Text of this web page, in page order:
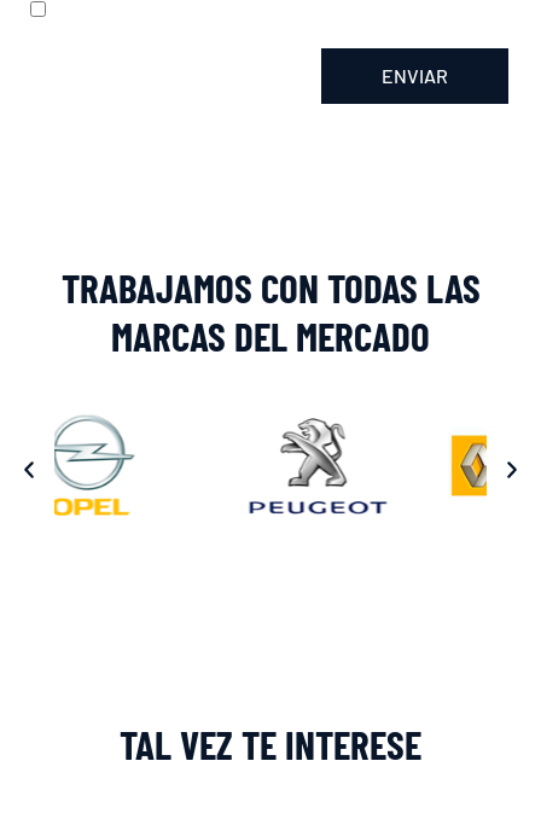
ENVIAR
TRABAJAMOS CON TODAS LAS
MARCAS DEL MERCADO
TAL VEZ TE INTERESE